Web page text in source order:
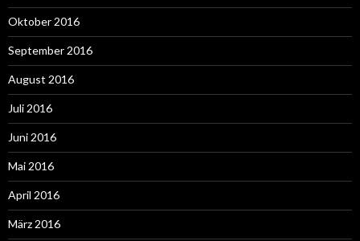
Oktober 2016
September 2016
August 2016
Juli 2016
Juni 2016
Mai 2016
April 2016
März 2016